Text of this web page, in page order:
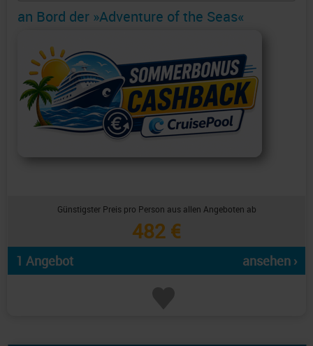
an Bord der »Adventure of the Seas«
Günstigster Preis pro Person aus allen Angeboten ab
482 €
1 Angebot ansehen ›